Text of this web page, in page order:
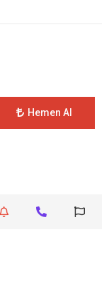
Hemen Al